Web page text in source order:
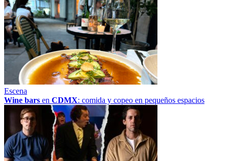
Escena
Wine bars en CDMX: comida y copeo en pequeños espacios